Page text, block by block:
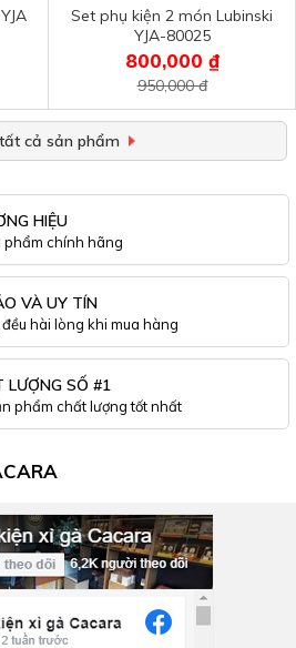
Set phụ kiện 2 món Lubinski
YJA-80025
800,000 ₫
950,000 đ
cả sản phẩm
HIỆU
phẩm chính hãng
VÀ UY TÍN
hài lòng khi mua hàng
LƯỢNG SỐ #1
phẩm chất lượng tốt nhất